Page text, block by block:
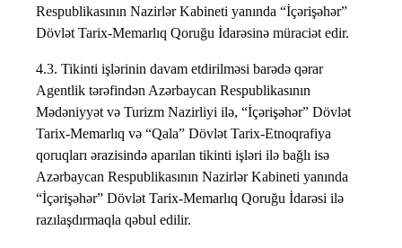
Respublikasının Nazirlər Kabineti yanında “İçərişəhər”
Dövlət Tarix-Memarlıq Qoruğu İdarəsinə müraciət edir.
4.3. Tikinti işlərinin davam etdirilməsi barədə qərar
Agentlik tərəfindən Azərbaycan Respublikasının
Mədəniyyət və Turizm Nazirliyi ilə, “İçərişəhər” Dövlət
Tarix-Memarlıq və “Qala” Dövlət Tarix-Etnoqrafiya
qoruqları ərazisində aparılan tikinti işləri ilə bağlı isə
Azərbaycan Respublikasının Nazirlər Kabineti yanında
“İçərişəhər” Dövlət Tarix-Memarlıq Qoruğu İdarəsi ilə
razılaşdırmaqla qəbul edilir.